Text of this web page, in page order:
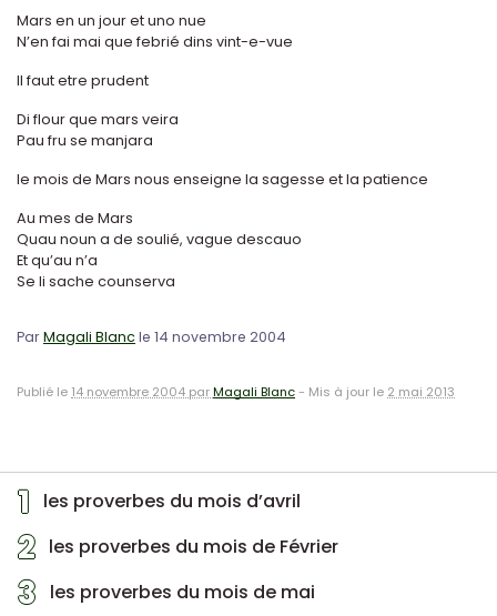
1 les proverbes du mois d’avril
2 les proverbes du mois de Février
3 les proverbes du mois de mai
Mars en un jour et uno nue
N’en fai mai que febrié dins vint-e-vue
Il faut etre prudent
Di flour que mars veira
Pau fru se manjara
le mois de Mars nous enseigne la sagesse et la patience
Au mes de Mars
Quau noun a de soulié, vague descauo
Et qu’au n’a
Se li sache counserva
ParMagali Blanc le 14 novembre 2004
Publié le 14 novembre 2004 parMagali Blanc- Mis à jour le 2 mai 2013